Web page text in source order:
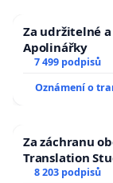
Za udržitelné
Apolinářky
7 499 podpisů
Oznámení o
Za záchranu
Translation
University
8 203 podpisů